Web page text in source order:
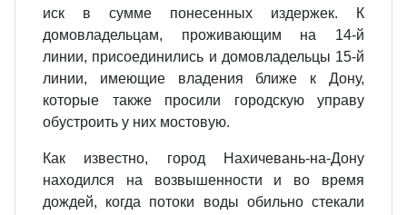
иск в сумме понесенных издержек. К
домовладельцам, проживающим на 14-й
линии, присоединились и домовладельцы 15-й
линии, имеющие владения ближе к Дону,
которые также просили городскую управу
обустроить у них мостовую.
Как известно, город Нахичевань-на-Дону
находился на возвышенности и во время
дождей, когда потоки воды обильно стекали